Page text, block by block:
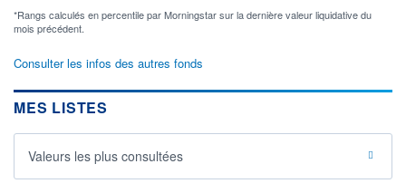
*Rangs calculés en percentile par Morningstar sur la dernière valeur liquidative du
mois précédent.
Consulter les infos des autres fonds
MES LISTES
Valeurs les plus consultées